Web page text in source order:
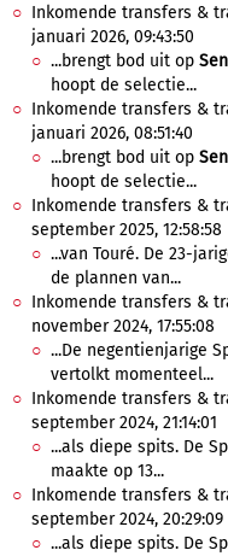
Inkomende transfers &
januari 2026, 09:43:50
...brengt bod uit op
hoopt de selectie...
Inkomende transfers &
januari 2026, 08:51:40
...brengt bod uit op
hoopt de selectie...
Inkomende transfers &
september 2025, 12:58:58
...van Touré. De 23-
de plannen van...
Inkomende transfers &
november 2024, 17:55:08
...De negentienjarige
vertolkt momenteel...
Inkomende transfers &
september 2024, 21:14:01
...als diepe spits. De
maakte op 13...
Inkomende transfers &
september 2024, 20:29:09
...als diepe spits. De